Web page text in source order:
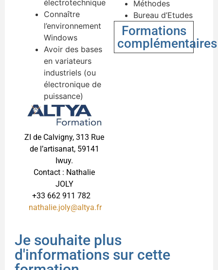
électrotechnique
Connaître
l’environnement
Windows
Avoir des bases
en variateurs
industriels (ou
électronique de
puissance)
ZI de Calvigny, 313 Rue
de l’artisanat, 59141
Iwuy.
Contact : Nathalie
JOLY
+33 662 911 782
nathalie.joly@altya.fr
Méthodes
Bureau d’Etudes
Formations
complémentaires
Je souhaite plus
d'informations sur cette